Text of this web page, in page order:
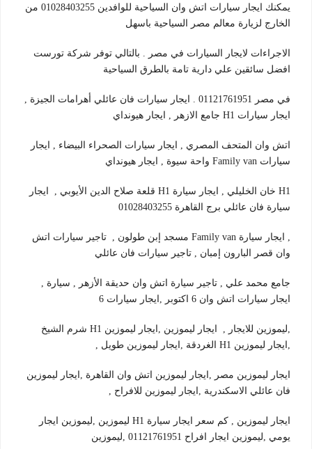
يمكنك ايجار سيارات اتش وان السياحية للوافدين 01028403255 من
الخارج لزيارة معالم مصر السياحية باسهل
الاجراءات لايجار السيارات في مصر . بالتالي توفر شركة تورست
افضل سائقين علي دارية تامة بالطرق السياحية
في مصر 01121761951 . ايجار سيارات فان عائلي أهرامات الجيزة ,
ايجار سيارات H1 جامع الازهر , ايجار هيونداي
اتش وان المتحف المصري , ايجار سيارات الصحراء البيضاء , ايجار
سيارات Family van واحة سيوة , ايجار هيونداي
H1 خان الخليلي , ايجار سيارة H1 قلعة صلاح الدين الأيوبي , ايجار
سيارة فان عائلي برج القاهرة 01028403255
, ايجار سيارة Family van مسجد إبن طولون , تاجير سيارات اتش
وان قصر البارون إمبان , تاجير سيارات فان عائلي
جامع محمد علي , تاجير سيارة اتش وان حديقة الأزهر , سيارة ,
ايجار سيارات اتش وان 6 اكتوبر ,ايجار سيارات 6
,ليموزين للايجار , ايجار ليموزين ,ايجار ليموزين H1 شرم الشيخ
,ايجار ليموزين H1 الغردقة ,ايجار ليموزين طويل ,
ايجار ليموزين مصر ,ايجار ليموزين اتش وان القاهرة ,ايجار ليموزين
فان عائلي الاسكندرية ,ايجار ليموزين للافراح ,
ايجار ليموزين , كم سعر ايجار سيارة H1 ليموزين ,ليموزين ايجار
يومي ,ليموزين ايجار افراح 01121761951 ,ليموزين